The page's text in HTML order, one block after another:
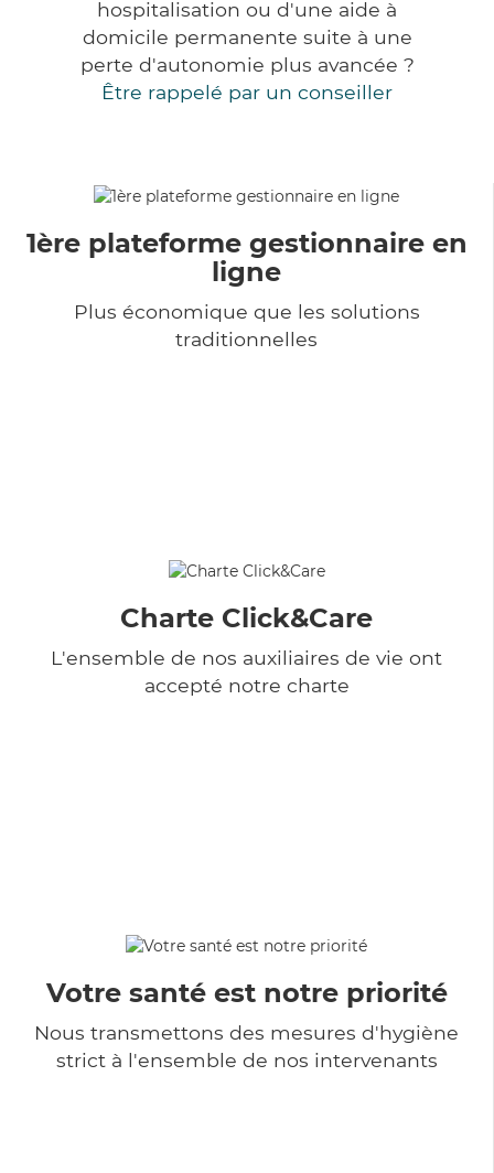
hospitalisation ou d'une aide à
domicile permanente suite à une
perte d'autonomie plus avancée ?
Être rappelé par un conseiller
1ère plateforme gestionnaire en
ligne
Plus économique que les solutions
traditionnelles
Charte Click&Care
L'ensemble de nos auxiliaires de vie ont
accepté notre charte
Votre santé est notre priorité
Nous transmettons des mesures d'hygiène
strict à l'ensemble de nos intervenants